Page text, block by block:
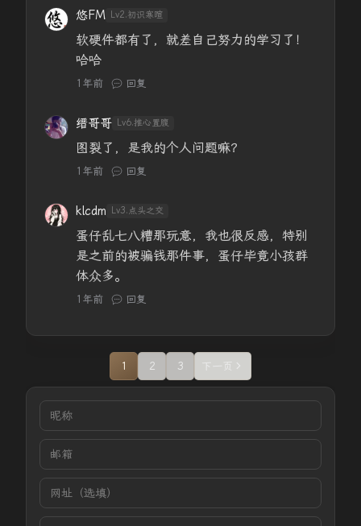
悠FM Lv2.初识寒暄
软硬件都有了，就差自己努力的学习了！
哈哈
1年前 回复
缙哥哥 Lv6.推心置腹
图裂了，是我的个人问题嘛？
1年前 回复
klcdm Lv3.点头之交
蛋仔乱七八糟那玩意，我也很反感，特别
是之前的被骗钱那件事，蛋仔毕竟小孩群
体众多。
1年前 回复
1 2 3 下一页